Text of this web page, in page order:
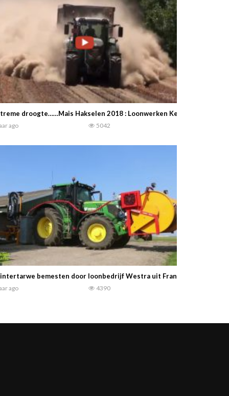
droogte……Mais Hakselen 2018 : Loonwerken Kerkhofs / Claas
ago 5042
bemesten door loonbedrijf Westra uit Franeker John
ago 4390